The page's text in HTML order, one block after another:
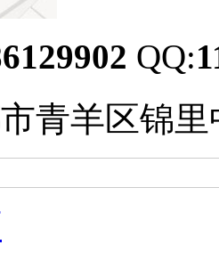
QQ:
青羊区锦里